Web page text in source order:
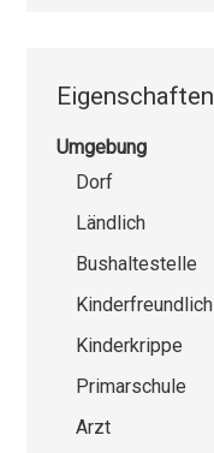
Eigenschaften
Umgebung
Dorf
Ländlich
Bushaltestelle
Kinderfreundlich
Kinderkrippe
Primarschule
Arzt